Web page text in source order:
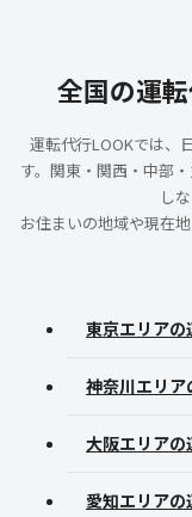
全国の運
運転代行LOOKでは、
す。関東・関西・中部
し
お住まいの地域や現在
東京エリア
神奈川エリ
大阪エリア
愛知エリア